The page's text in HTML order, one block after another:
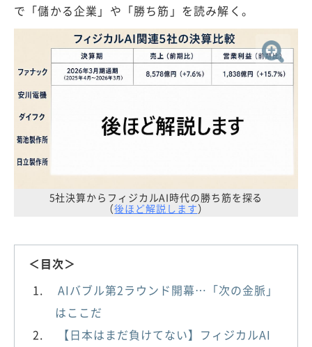
で「儲かる企業」や「勝ち筋」を読み解く。
5社決算からフィジカルAI時代の勝ち筋を探る
（後ほど解説します）
＜目次＞
AIバブル第2ラウンド開幕…「次の金脈」
はここだ
【日本はまだ負けてない】フィジカルAI